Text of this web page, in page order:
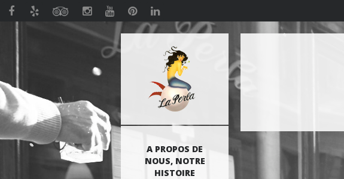
A PROPOS DE
NOUS, NOTRE
HISTOIRE